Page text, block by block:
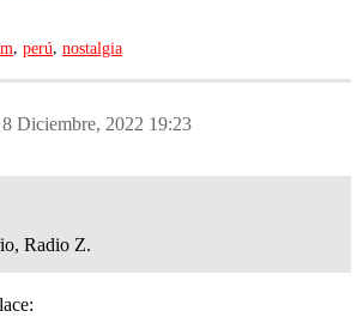
, perú, nostalgia
8 Diciembre, 2022 19:23
Radio Z.